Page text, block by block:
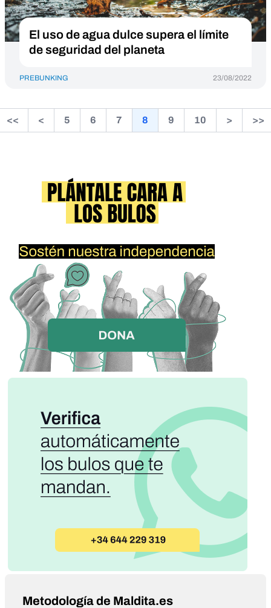
El uso de agua dulce supera el límite
de seguridad del planeta
PREBUNKING 23/08/2022
<< < 5 6 7 8 9 10 > >>
Metodología de Maldita.es